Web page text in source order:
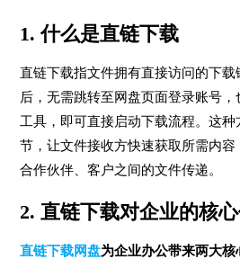
1. 什么是直链下载
直链下载指文件拥有直接访问的下
后，无需跳转至网盘页面登录账号
工具，即可直接启动下载流程。这
节，让文件接收方快速获取所需内
合作伙伴、客户之间的文件传递。
2. 直链下载对企业的核
直链下载网盘为企业办公带来两大核